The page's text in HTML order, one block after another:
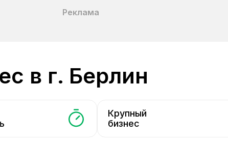
Реклама
в г. Берлин
Крупный
бизнес